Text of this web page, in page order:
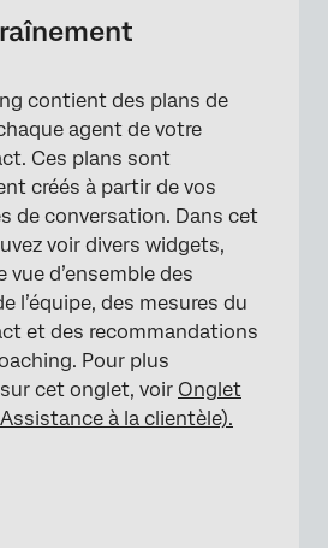
contient des plans de
agent de votre
Ces plans sont
créés à partir de vos
de conversation. Dans cet
voir divers widgets,
d’ensemble des
l’équipe, des mesures du
et des recommandations
Pour plus
cet onglet, voir Onglet
à la clientèle).